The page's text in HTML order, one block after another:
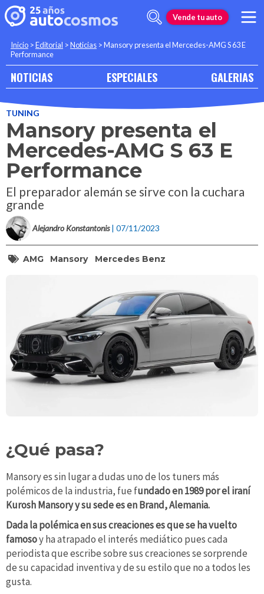
Vende tu auto
Inicio >Editorial >Noticias >Mansory presenta el Mercedes-AMG S 63 E
Performance
NOTICIAS ESPECIALES GALERIAS
TUNING
Mansory presenta el
Mercedes-AMG S 63 E
Performance
El preparador alemán se sirve con la cuchara
grande
Alejandro Konstantonis | 07/11/2023
AMG Mansory Mercedes Benz
¿Qué pasa?
Mansory es sin lugar a dudas uno de los tuners más
polémicos de la industria, fue fundado en 1989 por el iraní
Kurosh Mansory y su sede es en Brand, Alemania.
Dada la polémica en sus creaciones es que se ha vuelto
famosoy ha atrapado el interés mediático pues cada
periodista que escribe sobre sus creaciones se sorprende
de su capacidad inventiva y de su estilo que no a todos les
gusta.